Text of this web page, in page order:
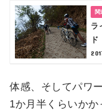
ラ
ド
体感、そしてパワ
1か月半くらいかか